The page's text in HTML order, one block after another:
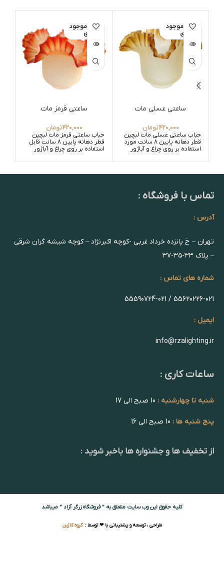
اتمام موجود
ی
ساعتی عسلی مات
420,000تومان
حباب ساعتی عسلی مات لبچین
قطر دهانه پایین 8 سانت مورد
استفاده بر روی چراغ و آباژور
اتمام موجود
ی
ساعتی قرمز مات
420,000تومان
حباب ساعتی قرمز مات لبچین
قطر دهانه پایین 8 سانت قابل
استفاده بر روی چراغ و آباژور
تماس با فروشگاه :
آدرس :
تهران – خ پانزده خرداد غربی -کوچه اکبرنژاد – کوچه شیشه گران شرقی
– پلاک ۳۳-۳۵-۳۷
شماره های تماس :
55620226-021 / 55590724-021
ایمیل :
info@rzalighting.ir
ساعات کاری :
شنبه تا چهارشنبه :
پنج شنبه ها :
از تخفیف ها و جشنواره ها باخبر شوید :
کلیه حقوق این وب سایت متعلق به ” فروشگاه زرگر آزاد ” میباشد
طراحی ، توسعه و پشتیبانی با ❤ توسط :گروه کاژین